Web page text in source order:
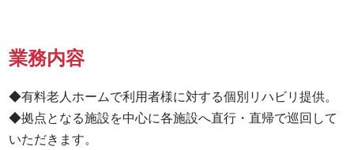
業務内容
◆有料老人ホームで利用者様に対する個別リハビリ提供。
◆拠点となる施設を中心に各施設へ直行・直帰で巡回して
いただきます。